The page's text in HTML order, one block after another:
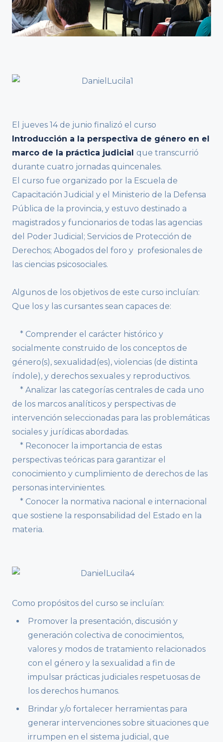
El jueves 14 de junio finalizó el curso
Introducción a la perspectiva de género en el
marco de la práctica judicial que transcurrió
durante cuatro jornadas quincenales.
El curso fue organizado por la Escuela de
Capacitación Judicial y el Ministerio de la Defensa
Pública de la provincia, y estuvo destinado a
magistrados y funcionarios de todas las agencias
del Poder Judicial; Servicios de Protección de
Derechos; Abogados del foro y profesionales de
las ciencias psicosociales.
Algunos de los objetivos de este curso incluían:
Que los y las cursantes sean capaces de:
* Comprender el carácter histórico y
socialmente construido de los conceptos de
género(s), sexualidad(es), violencias (de distinta
índole), y derechos sexuales y reproductivos.
* Analizar las categorías centrales de cada uno
de los marcos analíticos y perspectivas de
intervención seleccionadas para las problemáticas
sociales y jurídicas abordadas.
* Reconocer la importancia de estas
perspectivas teóricas para garantizar el
conocimiento y cumplimiento de derechos de las
personas intervinientes.
* Conocer la normativa nacional e internacional
que sostiene la responsabilidad del Estado en la
materia.
Como propósitos del curso se incluían:
Promover la presentación, discusión y
generación colectiva de conocimientos,
valores y modos de tratamiento relacionados
con el género y la sexualidad a fin de
impulsar prácticas judiciales respetuosas de
los derechos humanos.
Brindar y/o fortalecer herramientas para
generar intervenciones sobre situaciones que
irrumpen en el sistema judicial, que